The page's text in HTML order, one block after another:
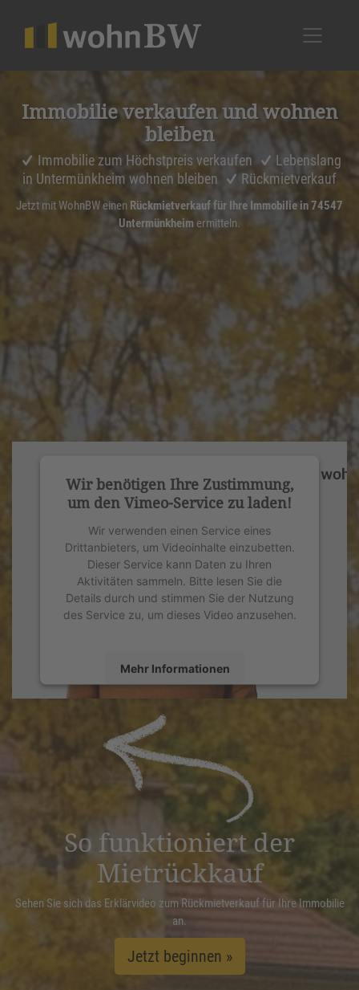
Immobilie verkaufen und wohnen
bleiben
Immobilie zum Höchstpreis verkaufen
Lebenslang
in Untermünkheim wohnen bleiben
Rückmietverkauf
Jetzt mit WohnBW einen Rückmietverkauf für Ihre Immobilie in 74547
Untermünkheim ermitteln.
Wir benötigen Ihre Zustimmung,
um den Vimeo-Service zu laden!
Wir verwenden einen Service eines
Drittanbieters, um Videoinhalte einzubetten.
Dieser Service kann Daten zu Ihren
Aktivitäten sammeln. Bitte lesen Sie die
Details durch und stimmen Sie der Nutzung
des Service zu, um dieses Video anzusehen.
Mehr Informationen
powered by
Management Platform
So funktioniert der
Mietrückkauf
Sehen Sie sich das Erklärvideo zum Rückmietverkauf für Ihre Immobilie
an.
Jetzt beginnen »